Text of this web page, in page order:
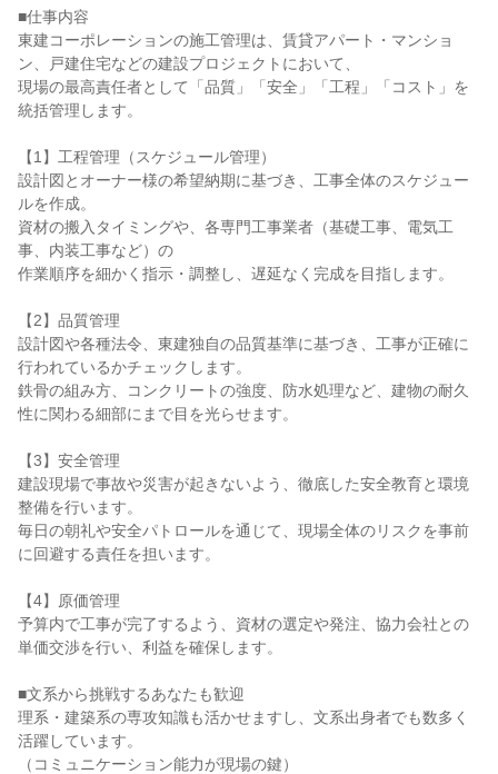
■仕事内容
東建コーポレーションの施工管理は、賃貸アパート・マンショ
ン、戸建住宅などの建設プロジェクトにおいて、
現場の最高責任者として「品質」「安全」「工程」「コスト」を
統括管理します。
【1】工程管理（スケジュール管理）
設計図とオーナー様の希望納期に基づき、工事全体のスケジュー
ルを作成。
資材の搬入タイミングや、各専門工事業者（基礎工事、電気工
事、内装工事など）の
作業順序を細かく指示・調整し、遅延なく完成を目指します。
【2】品質管理
設計図や各種法令、東建独自の品質基準に基づき、工事が正確に
行われているかチェックします。
鉄骨の組み方、コンクリートの強度、防水処理など、建物の耐久
性に関わる細部にまで目を光らせます。
【3】安全管理
建設現場で事故や災害が起きないよう、徹底した安全教育と環境
整備を行います。
毎日の朝礼や安全パトロールを通じて、現場全体のリスクを事前
に回避する責任を担います。
【4】原価管理
予算内で工事が完了するよう、資材の選定や発注、協力会社との
単価交渉を行い、利益を確保します。
■文系から挑戦するあなたも歓迎
理系・建築系の専攻知識も活かせますし、文系出身者でも数多く
活躍しています。
（コミュニケーション能力が現場の鍵）